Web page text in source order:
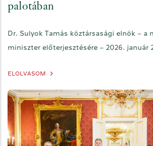
palotában
Dr. Sulyok Tamás köztársasági elnök – a
miniszter előterjesztésére – 2026. január
ELOLVASOM